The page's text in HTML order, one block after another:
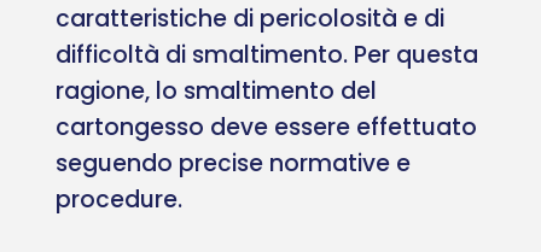
caratteristiche di pericolosità e di
difficoltà di smaltimento. Per questa
ragione, lo smaltimento del
cartongesso deve essere effettuato
seguendo precise normative e
procedure.